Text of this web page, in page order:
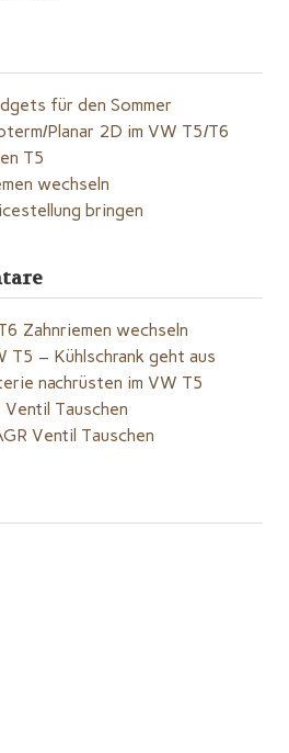
für den Sommer
Planar 2D im VW T5/T6
T5
wechseln
bringen
Zahnriemen wechseln
T5 – Kühlschrank geht aus
nachrüsten im VW T5
Tauschen
Ventil Tauschen